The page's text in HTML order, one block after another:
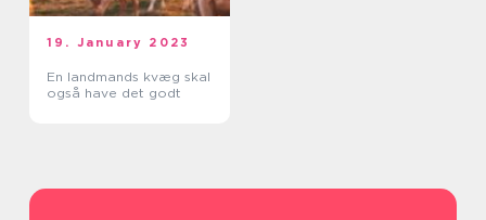
19. January 2023
En landmands kvæg skal
også have det godt